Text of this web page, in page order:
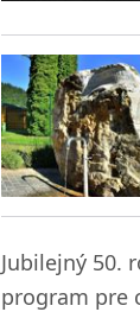
Jubilejný 50.
program pre